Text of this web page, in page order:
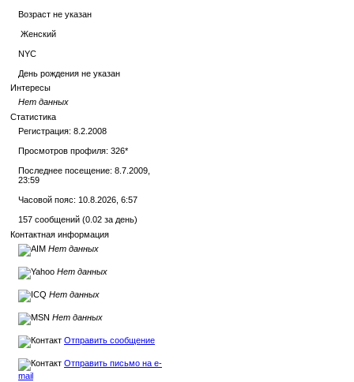
Возраст не указан
Женский
NYC
День рождения не указан
Интересы
Нет данных
Статистика
Регистрация: 8.2.2008
Просмотров профиля: 326*
Последнее посещение: 8.7.2009,
23:59
Часовой пояс: 10.8.2026, 6:57
157 сообщений (0.02 за день)
Контактная информация
Нет данных
Нет данных
Нет данных
Нет данных
Отправить сообщение
Отправить письмо на e-
mail